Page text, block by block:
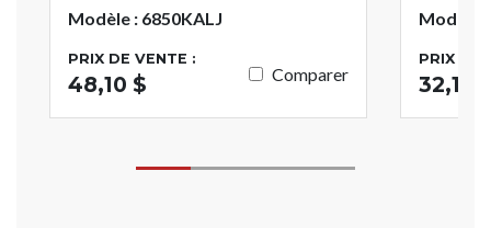
Modèle : 6850KALJ
PRIX DE VENTE :
48,10 $ Comparer
Modèle
PRIX DE
32,10